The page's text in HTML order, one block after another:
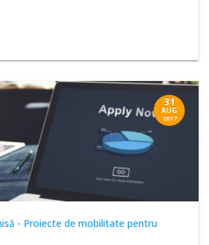
31
AUG
2017
- Proiecte de mobilitate pentru